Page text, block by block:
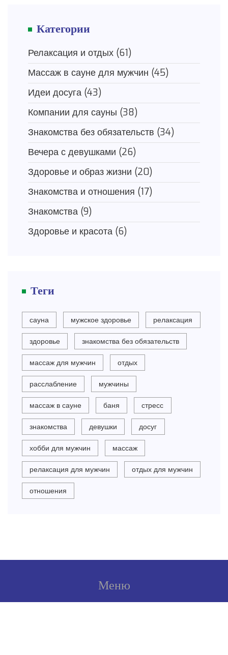
Категории
Релаксация и отдых (61)
Массаж в сауне для мужчин (45)
Идеи досуга (43)
Компании для сауны (38)
Знакомства без обязательств (34)
Вечера с девушками (26)
Здоровье и образ жизни (20)
Знакомства и отношения (17)
Знакомства (9)
Здоровье и красота (6)
Теги
сауна мужское здоровье релаксация
здоровье знакомства без обязательств
массаж для мужчин отдых
расслабление мужчины
массаж в сауне баня стресс
знакомства девушки досуг
хобби для мужчин массаж
релаксация для мужчин отдых для мужчин
отношения
Меню
О нас